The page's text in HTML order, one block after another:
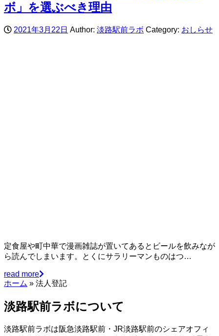
ボ」を選ぶべき理由
2021年3月22日 Author: 淡路駅前ラボ Category: おしらせ
定食屋や町中華で漫画雑誌が置いてあるとビールを飲みなが
ら読んでしまいます。とくにサラリーマンものはつ…
read more
ホーム » 法人登記
淡路駅前ラボについて
淡路駅前ラボは阪急淡路駅前・JR淡路駅前のシェアオフィ